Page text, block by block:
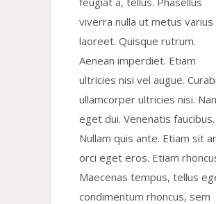
viverra nulla ut metus varius
laoreet. Quisque rutrum.
Aenean imperdiet. Etiam
ultricies nisi vel augue.
ullamcorper ultricies nisi.
eget dui. Venenatis faucibus.
Nullam quis ante. Etiam sit
orci eget eros. Etiam
Maecenas tempus, tellus
condimentum rhoncus, sem